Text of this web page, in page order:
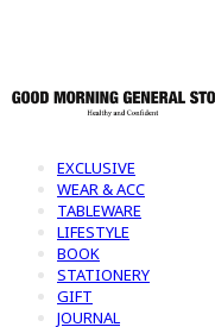
EXCLUSIVE
WEAR & ACC
TABLEWARE
LIFESTYLE
BOOK
STATIONERY
GIFT
JOURNAL